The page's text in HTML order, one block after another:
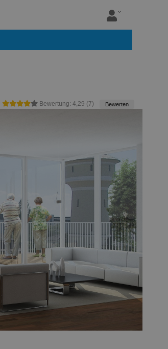
Bewertung: 4,29 ( 7) Bewerten